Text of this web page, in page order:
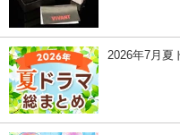
2026年7月夏